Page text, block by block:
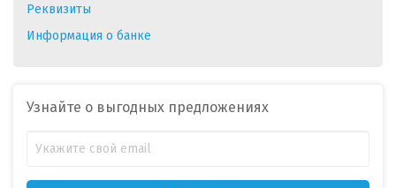
Реквизиты
Информация о банке
Узнайте о выгодных предложениях